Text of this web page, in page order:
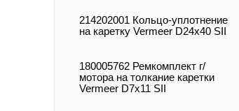
214202001 Кольцо-уплотнение
на каретку Vermeer D24x40 SII
180005762 Ремкомплект г/
мотора на толкание каретки
Vermeer D7x11 SII